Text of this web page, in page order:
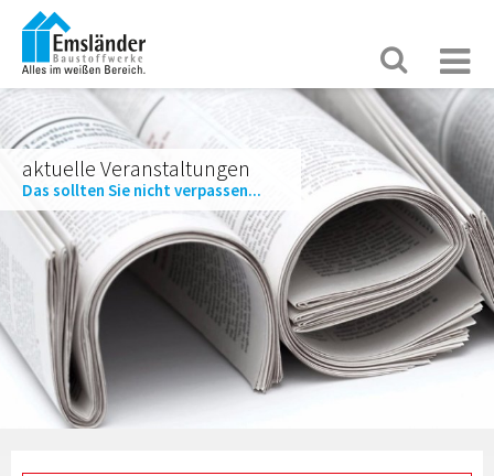
aktuelle Veranstaltungen
Das sollten Sie nicht verpassen...